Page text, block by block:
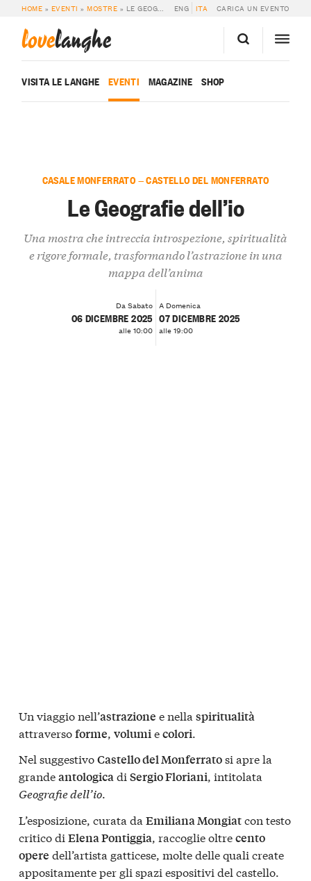
HOME » EVENTI »MOSTRE » LE GEOGRAFIE DELL’IO ENG ITA CARICA UN EVENTO
lovelanghe
VISITA LE LANGHE EVENTI MAGAZINE SHOP
CASALE MONFERRATO — CASTELLO DEL MONFERRATO
Le Geografie dell’io
Una mostra che intreccia introspezione, spiritualità
e rigore formale, trasformando l’astrazione in una
mappa dell’anima
Da Sabato
06 DICEMBRE 2025
alle 10:00
A Domenica
07 DICEMBRE 2025
alle 19:00
Un viaggio nell’astrazione e nella spiritualità
attraversoforme, volumiecolori.
Nel suggestivoCastello del Monferratosi apre la
grandeantologicadi Sergio Floriani, intitolata
Geografie dell’io.
L’esposizione, curata da Emiliana Mongiatcon testo
critico di Elena Pontiggia, raccoglie oltrecento
opere dell’artista gatticese, molte delle quali create
appositamente per gli spazi espositivi del castello.